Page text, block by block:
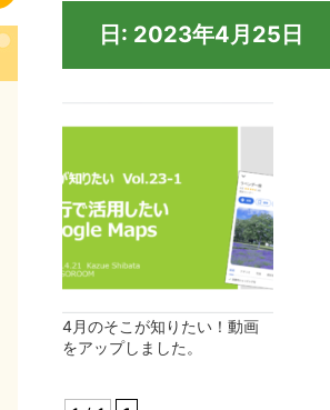
日: 2023年4月25日
4月のそこが知りたい！動画
をアップしました。